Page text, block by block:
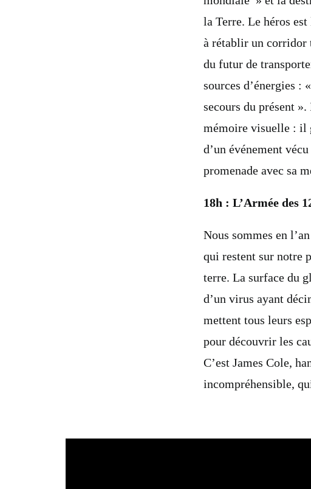
la Terre. Le héros
à rétablir un corridor
du futur de
sources d’énergies :
secours du présent
mémoire visuelle : il
d’un événement
promenade avec sa
18h : L’Armée des
Nous sommes en
qui restent sur notre
terre. La surface du
d’un virus ayant
mettent tous leurs
pour découvrir les
C’est James Cole,
incompréhensible,